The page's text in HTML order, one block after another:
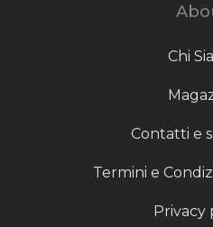
Chi
Contatti e
Termini e
Privacy